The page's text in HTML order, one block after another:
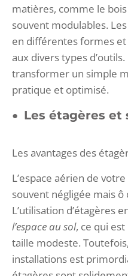
matières, comme le
souvent modulables.
en différentes formes et
aux divers types
transformer un simple
pratique et optimisé.
Les étagères et
Les avantages des
L’espace aérien de
souvent négligée mais
L’utilisation d’étagères
l’espace au sol, ce qui
taille modeste.
installations est